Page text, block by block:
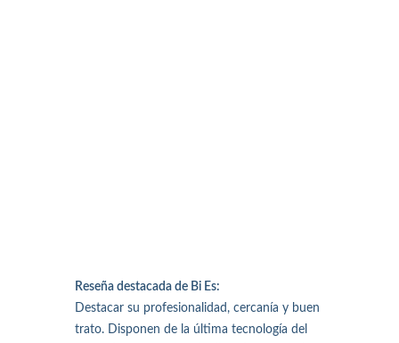
Reseña destacada de Bi Es:
Destacar su profesionalidad, cercanía y buen
trato. Disponen de la última tecnología del